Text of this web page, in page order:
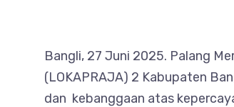
Bangli, 27 Juni 2025. Palang
(LOKAPRAJA) 2 Kabupaten
dan kebanggaan atas